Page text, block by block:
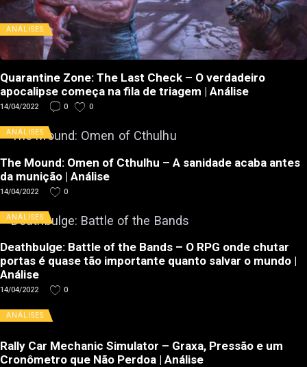
ANÁLISES
Quarantine Zone: The Last Check – O verdadeiro
apocalipse começa na fila de triagem | Análise
14/04/2022 0 0
ANÁLISES
The Mound: Omen of Cthulhu – A sanidade acaba antes
da munição | Análise
14/04/2022 0
ANÁLISES
Deathbulge: Battle of the Bands – O RPG onde chutar
portas é quase tão importante quanto salvar o mundo |
Análise
14/04/2022 0
ANÁLISES
Rally Car Mechanic Simulator – Graxa, Pressão e um
Cronômetro que Não Perdoa | Análise